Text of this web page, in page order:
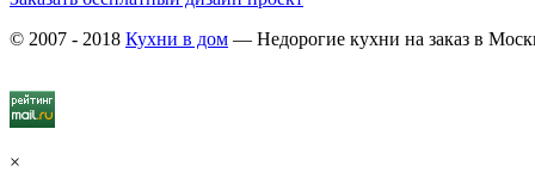
© 2007 - 2018 Кухни в дом — Недорогие кухни на заказ в
×